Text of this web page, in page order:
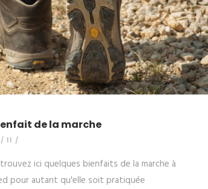
de la marche
11 /
ici quelques bienfaits de la marche à
pour autant qu'elle soit pratiquée